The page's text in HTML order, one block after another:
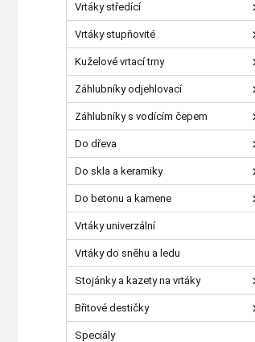
Vrtáky středící
Vrtáky stupňovité
Kuželové vrtací trny
Záhlubníky odjehlovací
Záhlubníky s vodícím čepem
Do dřeva
Do skla a keramiky
Do betonu a kamene
Vrtáky univerzální
Vrtáky do sněhu a ledu
Stojánky a kazety na vrtáky
Břitové destičky
Speciály